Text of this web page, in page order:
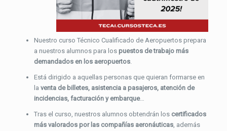
Nuestro curso Técnico Cualificado de Aeropuertos prepara
a nuestros alumnos para los puestos de trabajo más
demandados en los aeropuertos.
Está dirigido a aquellas personas que quieran formarse en
la venta de billetes, asistencia a pasajeros, atención de
incidencias, facturación y embarque…
Tras el curso, nuestros alumnos obtendrán los certificados
más valorados por las compañías aeronáuticas, además